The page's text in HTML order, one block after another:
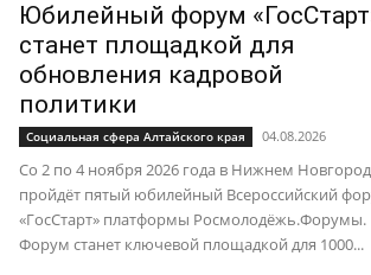
Юбилейный форум
станет площадкой для
обновления кадровой
политики
Социальная сфера Алтайского края 04.08.2026
Со 2 по 4 ноября 2026 года в Нижнем
пройдёт пятый юбилейный Всероссийский
«ГосСтарт» платформы Росмолодёжь.Форумы.
Форум станет ключевой площадкой для 1000...